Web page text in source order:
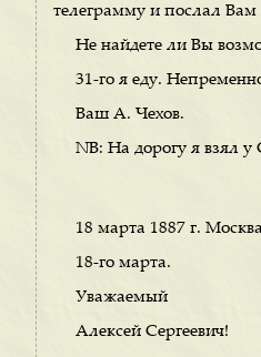
телеграмму и послал
Не найдете ли Вы
31-го я еду.
Ваш А. Чехов.
NB: На дорогу я взял у
18 марта 1887 г.
18-го марта.
Уважаемый
Алексей Сергеевич!